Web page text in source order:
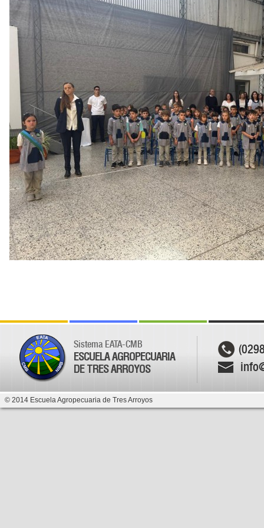
Sistema EATA-CMB
ESCUELA AGROPECUARIA
DE TRES ARROYOS
© 2014 Escuela Agropecuaria de Tres Arroyos